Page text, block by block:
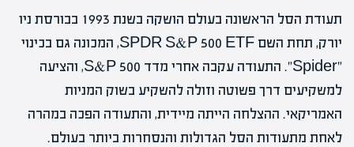
תעודת הסל הראשונה בעולם הושקה בשנת 1993 בבורסת ניו
יורק, תחת השם SPDR S&P 500 ETF, המכונה גם בכינוי
"Spider". התעודה עקבה אחרי מדד S&P 500, והציעה
למשקיעים דרך פשוטה וזולה להשקיע בשוק המניות
האמריקאי. ההצלחה הייתה מיידית, והתעודה הפכה במהרה
לאחת מתעודות הסל הגדולות והנסחרות ביותר בעולם.